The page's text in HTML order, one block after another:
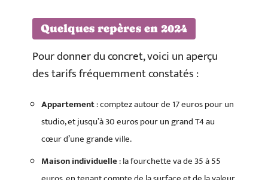
Quelques repères en 2024
Pour donner du concret, voici un aperçu
des tarifs fréquemment constatés :
Appartement: comptez autour de 17 euros pour un
studio, et jusqu’à 30 euros pour un grand T4 au
cœur d’une grande ville.
Maison individuelle: la fourchette va de 35 à 55